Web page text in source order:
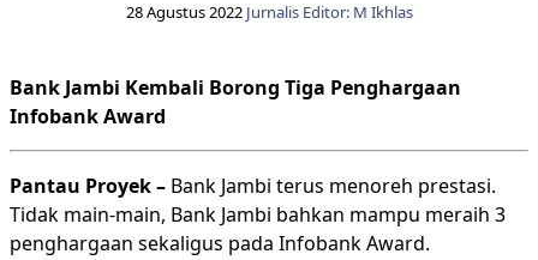
28 Agustus 2022 Jurnalis Editor: M Ikhlas
Bank Jambi Kembali Borong Tiga Penghargaan
Infobank Award
Pantau Proyek – Bank Jambi terus menoreh prestasi.
Tidak main-main, Bank Jambi bahkan mampu meraih 3
penghargaan sekaligus pada Infobank Award.